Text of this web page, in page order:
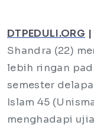
DTPEDULI.ORG |
Shandra (22)
lebih ringan
semester
Islam 45
menghadapi